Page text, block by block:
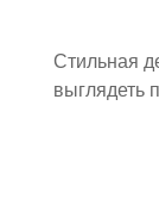
Стильная
выглядеть